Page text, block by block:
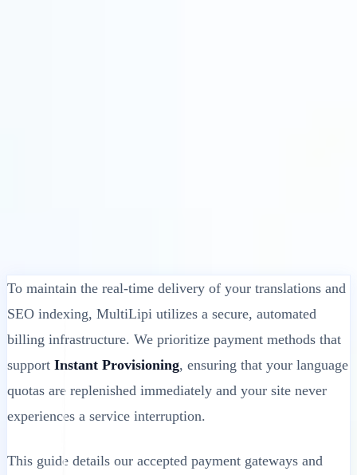
To maintain the real-time delivery of your translations and
SEO indexing, MultiLipi utilizes a secure, automated
billing infrastructure. We prioritize payment methods that
support Instant Provisioning, ensuring that your language
quotas are replenished immediately and your site never
experiences a service interruption.
This guide details our accepted payment gateways and